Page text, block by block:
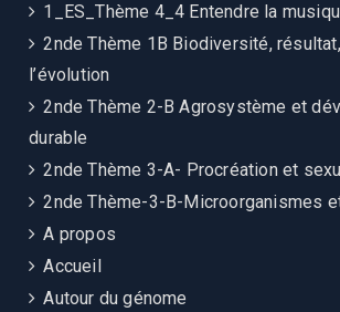
1_ES_Thème 4_4 Entendre la
2nde Thème 1B Biodiversité,
l’évolution
2nde Thème 2-B Agrosystème et
durable
2nde Thème 3-A- Procréation et
2nde Thème-3-B-Microorganismes
A propos
Accueil
Autour du génome